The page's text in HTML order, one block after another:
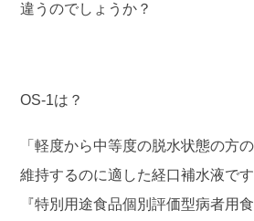
違うのでしょうか？
OS-1は？
「軽度から中等度の脱水状態の方
維持するのに適した経口補水液で
『特別用途食品個別評価型病者用